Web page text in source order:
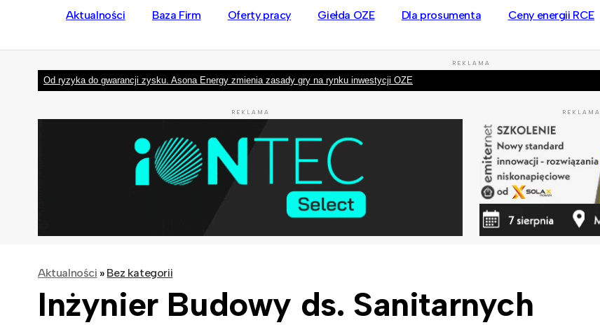
Aktualności Baza Firm Oferty pracy Giełda OZE Dla prosumenta Ceny energii RCE
REKLAMA
Od ryzyka do gwarancji zysku. Asona Energy zmienia zasady gry na rynku inwestycji OZE
REKLAMA REKLAMA
Aktualności » Bez kategorii
Inżynier Budowy ds. Sanitarnych